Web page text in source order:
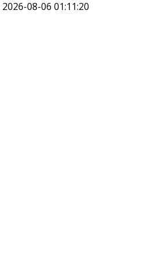
2026-08-06 01:11:20